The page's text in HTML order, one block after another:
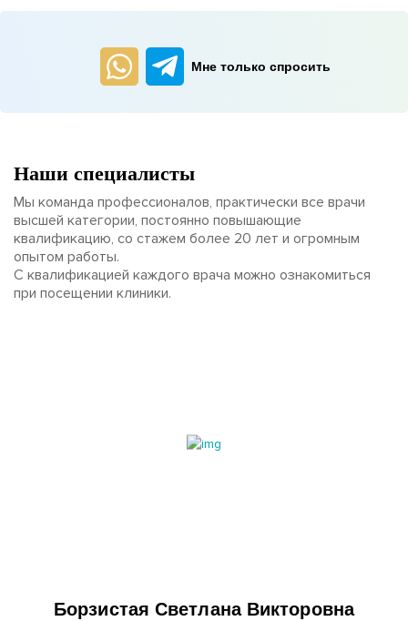
Мне только спросить
Наши специалисты
Мы команда профессионалов, практически все врачи
высшей категории, постоянно повышающие
квалификацию, со стажем более 20 лет и огромным
опытом работы.
С квалификацией каждого врача можно ознакомиться
при посещении клиники.
Борзистая Светлана Викторовна